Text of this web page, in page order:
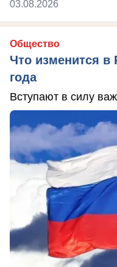
03.08.2026
Общество
Что изменится в
года
Вступают в силу